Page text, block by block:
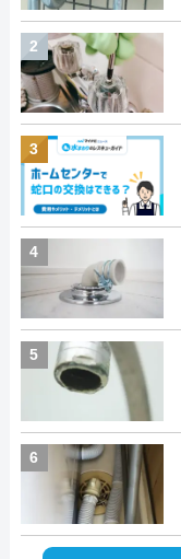
2
3
4
5
6